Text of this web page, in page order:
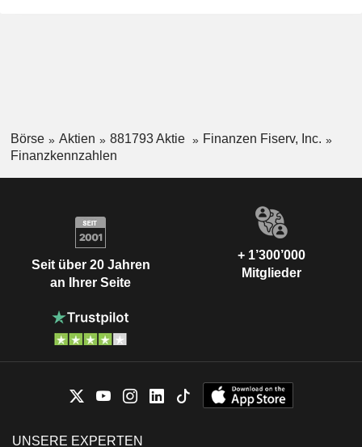
Börse Aktien 881793 Aktie
Finanzen Fiserv, Inc.
Finanzkennzahlen
Seit über 20 Jahren
an Ihrer Seite
+ 1’300’000
Mitglieder
UNSERE EXPERTEN